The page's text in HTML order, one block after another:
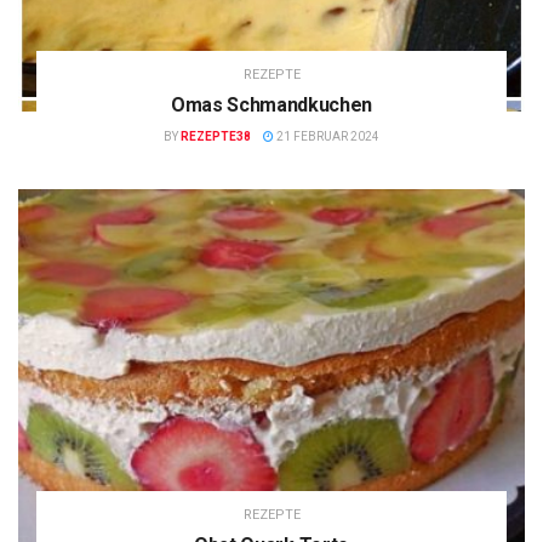
REZEPTE
Omas Schmandkuchen
BY REZEPTE38 21 FEBRUAR 2024
REZEPTE